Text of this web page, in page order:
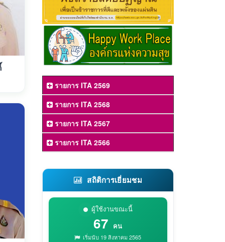
รายการ ITA 2569
รายการ ITA 2568
รายการ ITA 2567
รายการ ITA 2566
สถิติการเยี่ยมชม
ผู้ใช้งานขณะนี้
67 คน
เริ่มนับ 19 สิงหาคม 2565